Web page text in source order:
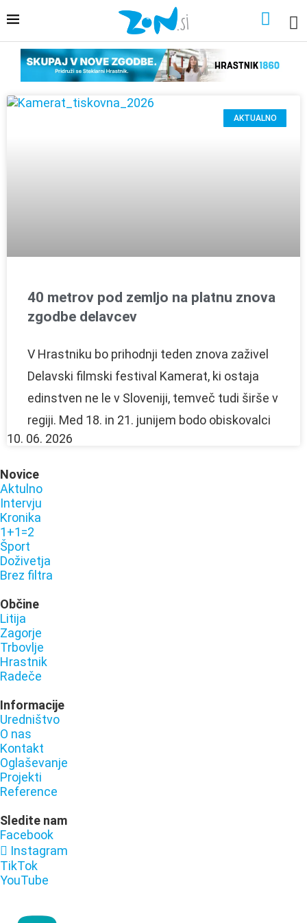
AKTUALNO
40 metrov pod zemljo na platnu znova
zgodbe delavcev
V Hrastniku bo prihodnji teden znova zaživel
Delavski filmski festival Kamerat, ki ostaja
edinstven ne le v Sloveniji, temveč tudi širše v
regiji. Med 18. in 21. junijem bodo obiskovalci
10. 06. 2026
Novice
Aktulno
Intervju
Kronika
1+1=2
Šport
Doživetja
Brez filtra
Občine
Litija
Zagorje
Trbovlje
Hrastnik
Radeče
Informacije
Uredništvo
O nas
Kontakt
Oglaševanje
Projekti
Reference
Sledite nam
Facebook
Instagram
TikTok
YouTube